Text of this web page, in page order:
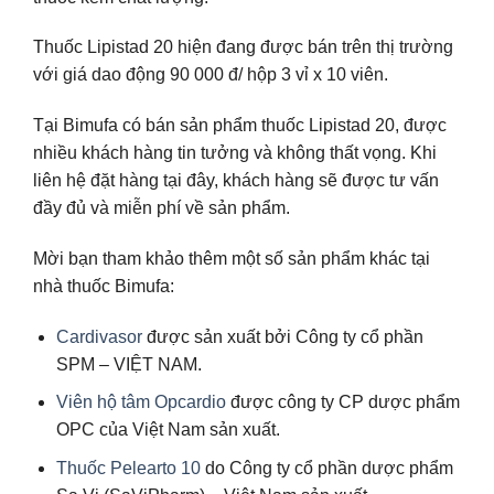
Thuốc Lipistad 20 hiện đang được bán trên thị trường
với giá dao động 90 000 đ/ hộp 3 vỉ x 10 viên.
Tại Bimufa có bán sản phẩm thuốc Lipistad 20, được
nhiều khách hàng tin tưởng và không thất vọng. Khi
liên hệ đặt hàng tại đây, khách hàng sẽ được tư vấn
đầy đủ và miễn phí về sản phẩm.
Mời bạn tham khảo thêm một số sản phẩm khác tại
nhà thuốc Bimufa:
Cardivasorđược sản xuất bởi Công ty cổ phần
SPM – VIỆT NAM.
Viên hộ tâm Opcardiođược công ty CP dược phẩm
OPC của Việt Nam sản xuất.
Thuốc Pelearto 10do Công ty cổ phần dược phẩm